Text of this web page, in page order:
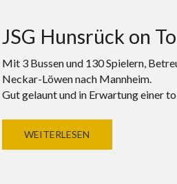
JSG Hunsrück on
Mit 3 Bussen und 130 Spielern,
Neckar-Löwen nach Mannheim.
Gut gelaunt und in Erwartung einer
WEITERLESEN